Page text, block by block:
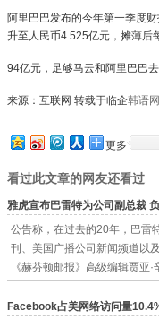
阿里巴巴发布的今年第一季度
升至人民币4.525亿元，摊薄后
94亿元，足够马云和阿里巴巴去
来源：互联网 转载于临企韩语
更多
看过此文章的网友还看过
雅虎宣布巴雷特为公司副总裁
公告称，在过去的20年，巴雷
刊、美国广播公司新闻频道以
《赫芬顿邮报》高级编辑贾亚
Facebook占美网络访问量